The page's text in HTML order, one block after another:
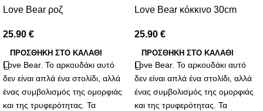
Love Bear ροζ
25.90 €
ΠΡΟΣΘΉΚΗ ΣΤΟ ΚΑΛΆΘΙ
Love Bear. Το αρκουδάκι αυτό
δεν είναι απλά ένα στολίδι, αλλά
ένας συμβολισμός της ομορφιάς
και της τρυφερότητας. Τα
Love Bear κόκκινο 30cm
25.90 €
ΠΡΟΣΘΉΚΗ ΣΤΟ ΚΑΛΆΘΙ
Love Bear. Το αρκουδάκι αυτό
δεν είναι απλά ένα στολίδι, αλλά
ένας συμβολισμός της ομορφιάς
και της τρυφερότητας. Τα